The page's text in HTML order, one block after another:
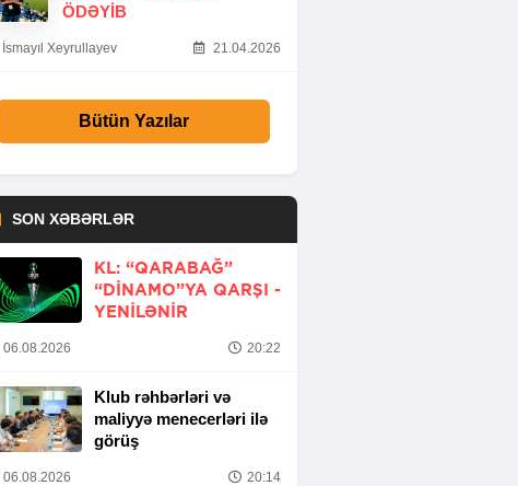
ÖDƏYIB
İsmayıl Xeyrullayev 21.04.2026
Bütün Yazılar
SON XƏBƏRLƏR
KL: “QARABAĞ”
“DINAMO”YA QARŞI -
YENİLƏNİR
06.08.2026 20:22
Klub rəhbərləri və
maliyyə menecerləri ilə
görüş
06.08.2026 20:14